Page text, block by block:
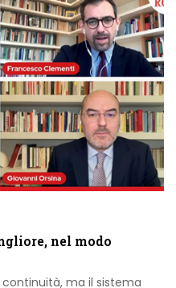
nel modo
ma il sistema